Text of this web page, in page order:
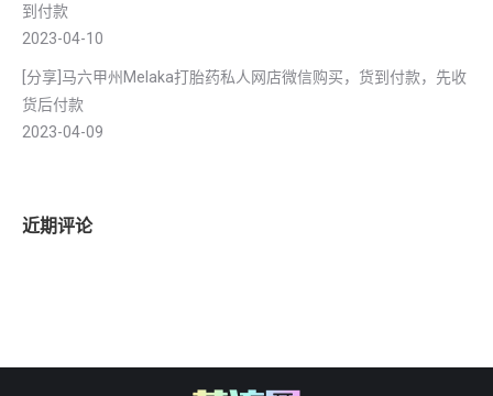
到付款
2023-04-10
[分享]马六甲州Melaka打胎药私人网店微信购买，货到付款，先收
货后付款
2023-04-09
近期评论